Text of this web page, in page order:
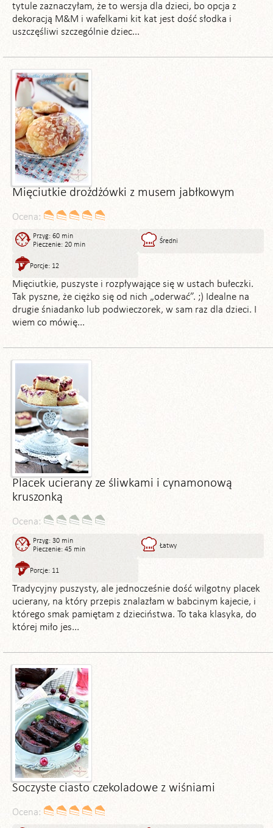
tytule zaznaczyłam, że to wersja dla dzieci, bo opcja z
dekoracją M&M i wafelkami kit kat jest dość słodka i
uszczęśliwi szczególnie dziec...
Mięciutkie drożdżówki z musem jabłkowym
Ocena:
Przyg: 60 min
Pieczenie: 20 min
Średni
Porcje: 12
Mięciutkie, puszyste i rozpływające się w ustach bułeczki.
Tak pyszne, że ciężko się od nich „oderwać”. ;) Idealne na
drugie śniadanko lub podwieczorek, w sam raz dla dzieci. I
wiem co mówię...
Placek ucierany ze śliwkami i cynamonową
kruszonką
Ocena:
Przyg: 30 min
Pieczenie: 45 min
Łatwy
Porcje: 11
Tradycyjny puszysty, ale jednocześnie dość wilgotny placek
ucierany, na który przepis znalazłam w babcinym kajecie, i
którego smak pamiętam z dzieciństwa. To taka klasyka, do
której miło jes...
Soczyste ciasto czekoladowe z wiśniami
Ocena: